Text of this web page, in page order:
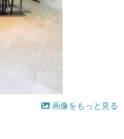
画像をもっと見る